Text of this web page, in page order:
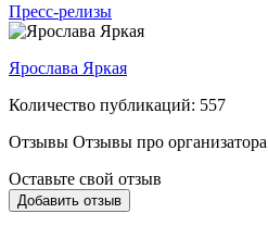
Пресс-релизы
Ярослава Яркая
Количество публикаций: 557
Отзывы Отзывы про организатора
Оставьте свой отзыв
Добавить отзыв